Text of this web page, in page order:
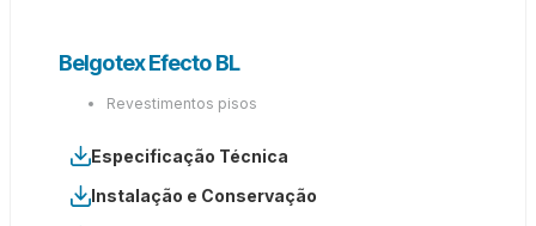
Belgotex Efecto BL
Revestimentos pisos
Especificação Técnica
Instalação e Conservação